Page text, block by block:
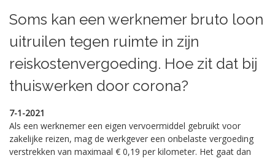
Soms kan een werknemer bruto loon
uitruilen tegen ruimte in zijn
reiskostenvergoeding. Hoe zit dat bij
thuiswerken door corona?
7-1-2021
Als een werknemer een eigen vervoermiddel gebruikt voor
zakelijke reizen, mag de werkgever een onbelaste vergoeding
verstrekken van maximaal € 0,19 per kilometer. Het gaat dan